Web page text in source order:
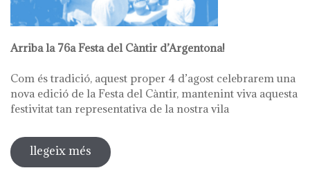
Arriba la 76a Festa del Càntir d’Argentona!
Com és tradició, aquest proper 4 d’agost celebrarem una
nova edició de la Festa del Càntir, mantenint viva aquesta
festivitat tan representativa de la nostra vila
llegeix més sobre 76ª festa del càntir